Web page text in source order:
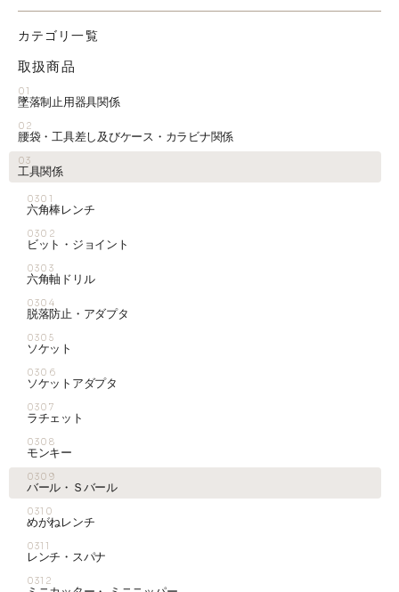
カテゴリ一覧
取扱商品
01
墜落制止用器具関係
02
腰袋・工具差し及びケース・カラビナ関係
03
工具関係
0301
六角棒レンチ
0302
ビット・ジョイント
0303
六角軸ドリル
0304
脱落防止・アダプタ
0305
ソケット
0306
ソケットアダプタ
0307
ラチェット
0308
モンキー
0309
バール・Ｓバール
0310
めがねレンチ
0311
レンチ・スパナ
0312